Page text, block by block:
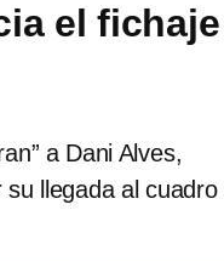
el fichaje
a Dani Alves,
llegada al cuadro